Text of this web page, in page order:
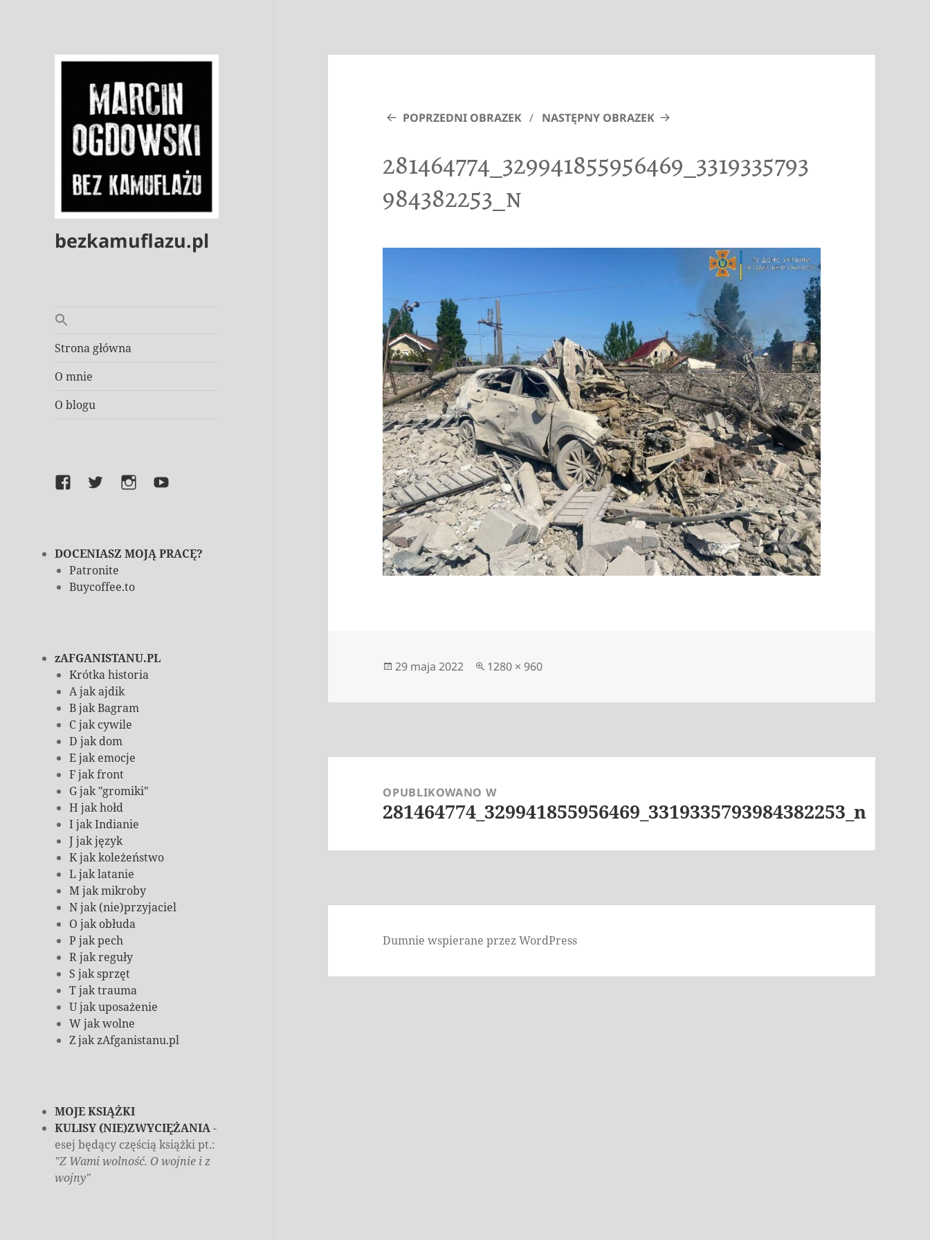
bezkamuflazu.pl
Strona główna
O mnie
O blogu
FacebookTwitterInstagramYouTube
DOCENIASZ MOJĄ PRACĘ?
Patronite
Buycoffee.to
zAFGANISTANU.PL
Krótka historia
A jak ajdik
B jak Bagram
C jak cywile
D jak dom
E jak emocje
F jak front
G jak "gromiki"
H jak hołd
I jak Indianie
J jak język
K jak koleżeństwo
L jak latanie
M jak mikroby
N jak (nie)przyjaciel
O jak obłuda
P jak pech
R jak reguły
S jak sprzęt
T jak trauma
U jak uposażenie
W jak wolne
Z jak zAfganistanu.pl
MOJE KSIĄŻKI
KULISY (NIE)ZWYCIĘŻANIA-
esej będący częścią książki pt.:
"Z Wami wolność. O wojnie i z
wojny"
POPRZEDNI OBRAZEK NASTĘPNY OBRAZEK
281464774_329941855956469_3319335793
984382253_n
Data
29 maja 2022
Pełny
1280 × 960
OPUBLIKOWANO W
281464774_329941855956469_3319335793984382253_n
Dumnie wspierane przez WordPress